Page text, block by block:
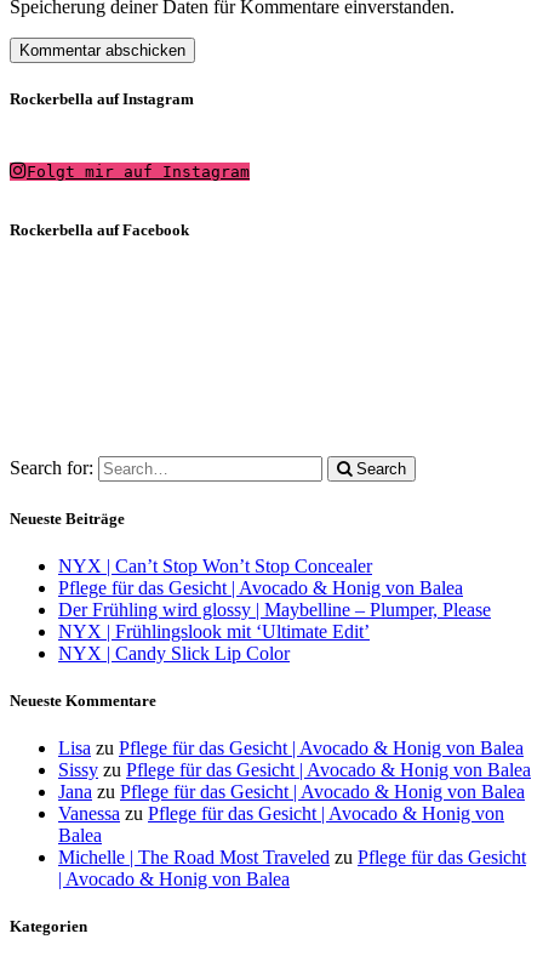
Speicherung deiner Daten für Kommentare einverstanden.
Rockerbella auf Instagram
Folgt mir auf Instagram
Rockerbella auf Facebook
Search for: Search
Neueste Beiträge
NYX | Can’t Stop Won’t Stop Concealer
Pflege für das Gesicht | Avocado & Honig von Balea
Der Frühling wird glossy | Maybelline – Plumper, Please
NYX | Frühlingslook mit ‘Ultimate Edit’
NYX | Candy Slick Lip Color
Neueste Kommentare
Lisa zu Pflege für das Gesicht | Avocado & Honig von Balea
Sissy zu Pflege für das Gesicht | Avocado & Honig von Balea
Jana zu Pflege für das Gesicht | Avocado & Honig von Balea
Vanessa zu Pflege für das Gesicht | Avocado & Honig von
Balea
Michelle | The Road Most Traveled zu Pflege für das Gesicht
| Avocado & Honig von Balea
Kategorien